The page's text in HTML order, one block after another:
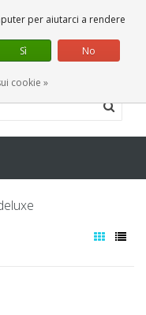
0 Articoli
per aiutarci a rendere
Sì No
cookie »